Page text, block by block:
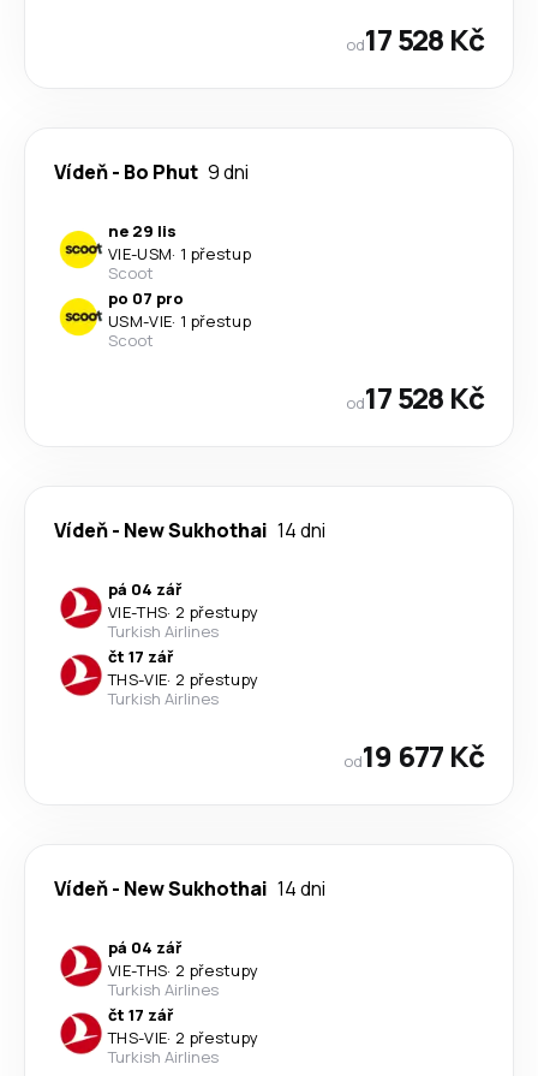
od17 528 Kč
Vídeň- Bo Phut 9 dni
ne 29 lis
VIE-USM· 1 přestup
Scoot
po 07 pro
USM-VIE· 1 přestup
Scoot
od17 528 Kč
Vídeň- New Sukhothai 14 dni
pá 04 zář
VIE-THS· 2 přestupy
Turkish Airlines
čt 17 zář
THS-VIE· 2 přestupy
Turkish Airlines
od19 677 Kč
Vídeň- New Sukhothai 14 dni
pá 04 zář
VIE-THS· 2 přestupy
Turkish Airlines
čt 17 zář
THS-VIE· 2 přestupy
Turkish Airlines